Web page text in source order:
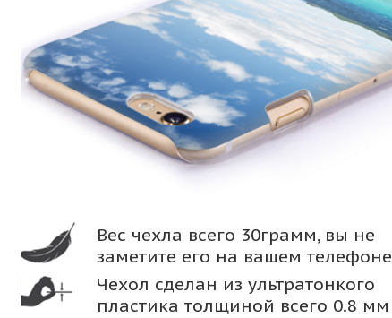
Вес чехла всего 30грамм, вы не
заметите его на вашем телефоне
Чехол сделан из ультратонкого
пластика толщиной всего 0.8 мм